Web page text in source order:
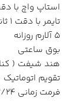
استاپ واچ با دقت 1/100
تایمر با دقت 1 ثانیه
5 آلارم روزانه
بوق ساعتی
هند شیفت (
تقویم اتوماتیک
فرمت زمانی 12/24 ساعته